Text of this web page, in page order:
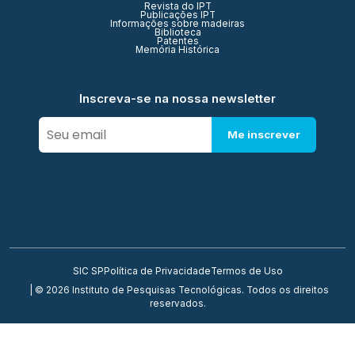
Revista do IPT
Publicações IPT
Informações sobre madeiras
Biblioteca
Patentes
Memória Histórica
Inscreva-se na nossa newsletter
Me inscrever
SIC SP Política de PrivacidadeTermos de Uso
| © 2026 Instituto de Pesquisas Tecnológicas. Todos os direitos
reservados.